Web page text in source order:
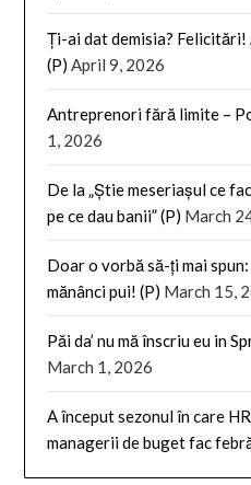
Ți-ai dat demisia? Felicitări!
(P) April 9, 2026
Antreprenori fără limite –
1, 2026
De la „Știe meseriașul ce
pe ce dau banii” (P) March
Doar o vorbă să-ți mai
mănânci pui! (P) March 15,
Păi da’ nu mă înscriu eu in
March 1, 2026
A început sezonul în care
managerii de buget fac